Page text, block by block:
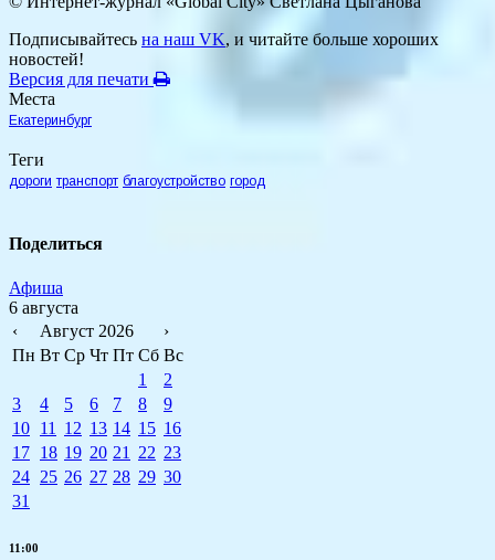
Подписывайтесь на наш VK, и читайте больше хороших
новостей!
Версия для печати
Места
Екатеринбург
Теги
дороги транспорт благоустройство город
Поделиться
Афиша
6 августа
‹
Август 2026
›
Пн Вт Ср Чт Пт Сб Вс
1
2
3
4 5 6 7 8
9
10 11 12 13 14 15 16
17 18 19 20 21 22 23
24 25 26 27 28 29 30
31
11:00